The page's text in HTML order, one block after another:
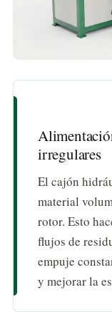
irregulares
El cajón
material
rotor. Esto
flujos de
empuje
y mejorar la